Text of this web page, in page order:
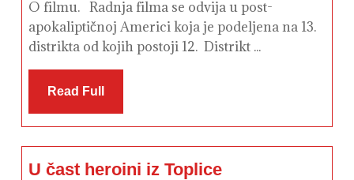
O filmu. Radnja filma se odvija u post-
apokaliptičnoj Americi koja je podeljena na 13.
distrikta od kojih postoji 12. Distrikt ...
Read Full Read
U čast heroini iz Toplice